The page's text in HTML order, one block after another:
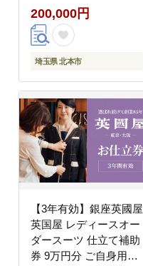
200,000円
埼玉県 北本市
【3年有効】銀座英國屋
英国屋 レディースオー
ダースーツ 仕立て補助
券 9万円分 ご自身用包